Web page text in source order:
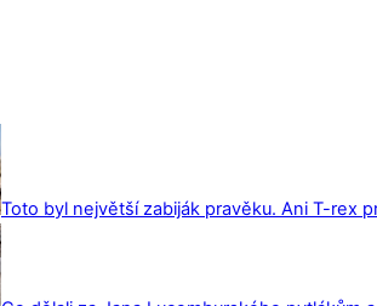
Toto byl největší zabiják pravěku. Ani T-rex